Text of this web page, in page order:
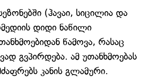
(ჰავაი, სიცილია და
დიდი ნაწილი
წამოვა, რასაც
გვპირდება. ამ უთანხმოებას
კანის გლამური.